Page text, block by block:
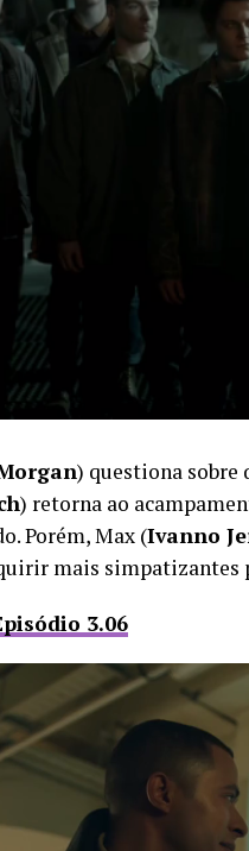
) questiona sobre
) retorna ao
Porém, Max (Ivanno
mais simpatizantes
3.06